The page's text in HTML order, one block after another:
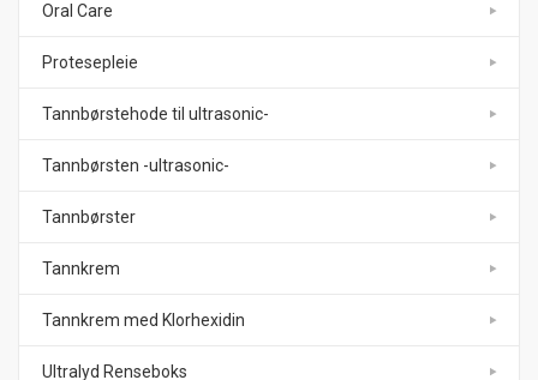
Oral Care
Protesepleie
Tannbørstehode til ultrasonic-
Tannbørsten -ultrasonic-
Tannbørster
Tannkrem
Tannkrem med Klorhexidin
Ultralyd Renseboks